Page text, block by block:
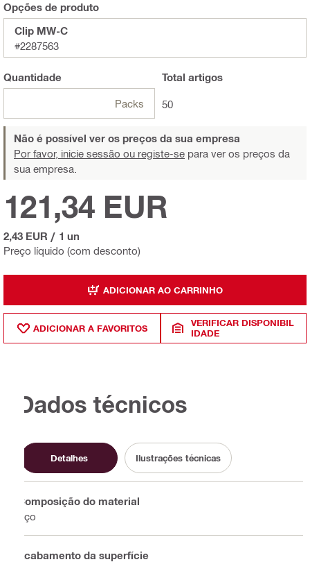
Opções de produto
Clip MW-C
#2287563
Quantidade
Packs
Total artigos
50
Não é possível ver os preços da sua empresa
Por favor, inicie sessão ou registe-se para ver os preços da
sua empresa.
Preço líquido (com desconto)
121,34 EUR
2,43 EUR / 1 un
ADICIONAR AO CARRINHO
ADICIONAR A FAVORITOS
VERIFICAR DISPONIBIL
IDADE
Dados técnicos
Detalhes Ilustrações técnicas
Composição do material
Aço
Acabamento da superfície